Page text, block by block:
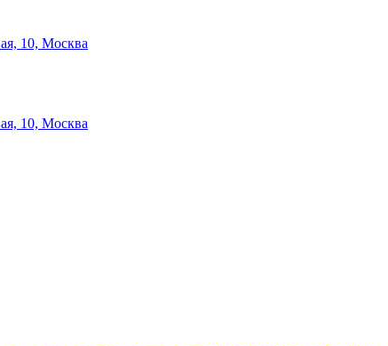
10, Москва
10, Москва